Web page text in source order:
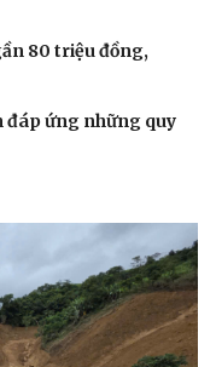
80 triệu đồng,
đáp ứng những quy